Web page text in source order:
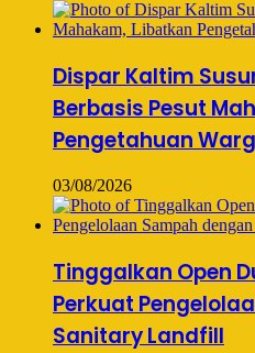
Dispar Kaltim
Berbasis Pesut
Pengetahuan
03/08/2026
Tinggalkan Open
Perkuat
Sanitary Landfill